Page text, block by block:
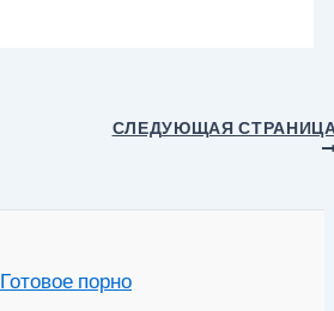
СЛЕДУЮЩАЯ
Готовое порно